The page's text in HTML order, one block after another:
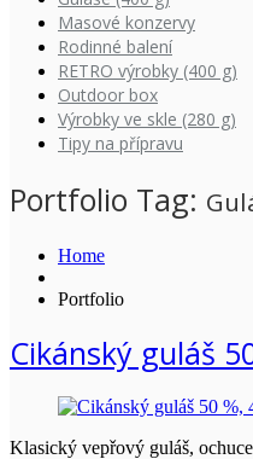
Masové konzervy
Rodinné balení
RETRO výrobky (400 g)
Outdoor box
Výrobky ve skle (280 g)
Tipy na přípravu
Portfolio Tag:
Home
Portfolio
Cikánský guláš
Klasický vepřový guláš,